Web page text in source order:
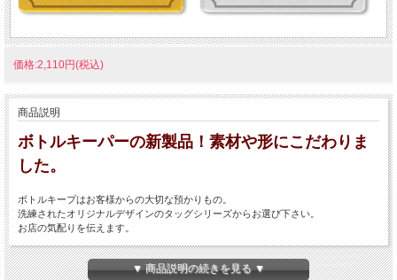
価格:2,110円(税込)
商品説明
ボトルキーパーの新製品！素材や形にこだわりま
した。
ボトルキープはお客様からの大切な預かりもの。
洗練されたオリジナルデザインのタッグシリーズからお選び下さい。
お店の気配りを伝えます。
★1セット10枚入りの商品です。
▼ 商品説明の続きを見る ▼